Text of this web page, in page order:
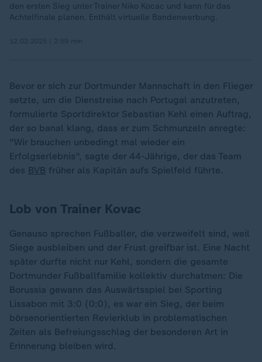
den ersten Sieg unter Trainer Niko Kocac und kann für das
Achtelfinale planen. Enthält virtuelle Bandenwerbung.
Bevor er sich zur Dortmunder Mannschaft in den Flieger
setzte, um die Dienstreise nach Portugal anzutreten,
formulierte Sportdirektor Sebastian Kehl einen Auftrag,
der so banal klang, dass er zum Schmunzeln anregte:
"Wir brauchen unbedingt mal wieder ein
Erfolgserlebnis", sagte der 44-Jährige, der das Team
des BVB früher als Kapitän aufs Spielfeld führte.
Lob von Trainer Kovac
Genauso sprechen Fußballer, die verzweifelt sind, weil
Siege ausbleiben und der Frust greifbar ist. Eine Nacht
später durfte nicht nur Kehl, sondern die gesamte
Dortmunder Fußballfamilie kollektiv durchatmen: Die
Borussia gewann das Auswärtsspiel bei Sporting
Lissabon mit 3:0 (0:0), es war ein Sieg, der beim
börsenorientierten Revierklub in problematischen
Zeiten als Befreiungsschlag der besonderen Art in
Erinnerung bleiben wird.